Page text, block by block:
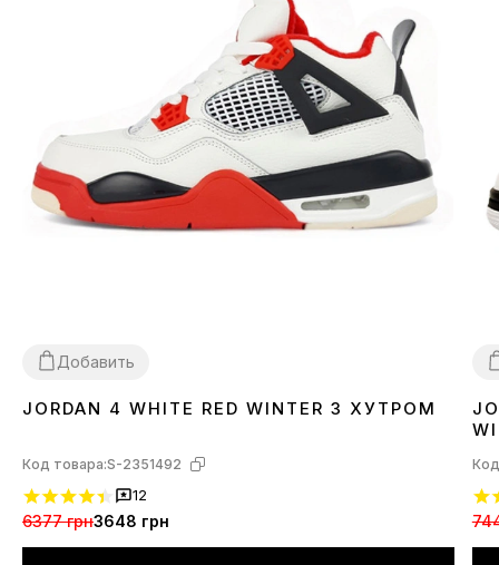
Добавить
363738
JORDAN 4 WHITE RED WINTER З ХУТРОМ
Код товара:S-2351492
12
6377 грн3648 грн